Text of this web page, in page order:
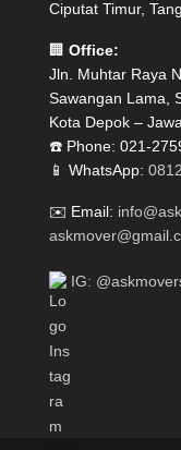
Ciputat Timur,
🏢 Office:
Jln. Muhtar Raya
Sawangan Lama,
Kota Depok –
☎️ Phone: 021-
📱 WhatsApp:
✉️ Email:
IG: